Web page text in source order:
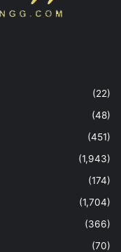
(22)
(48)
(451)
(1,943)
(174)
(1,704)
(366)
(70)